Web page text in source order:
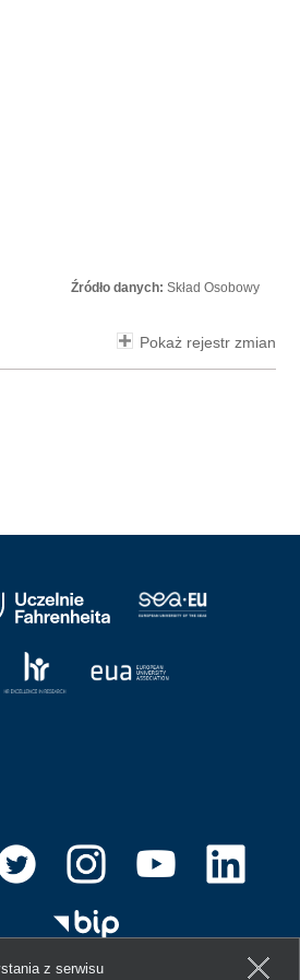
Źródło danych: Skład Osobowy
Pokaż rejestr zmian
z serwisu